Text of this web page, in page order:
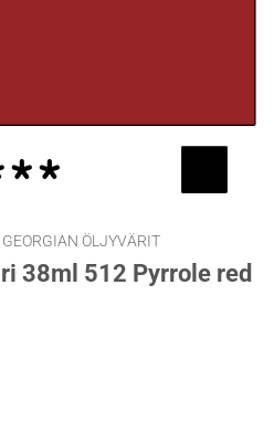
GEORGIAN ÖLJYVÄRIT
38ml 512 Pyrrole red